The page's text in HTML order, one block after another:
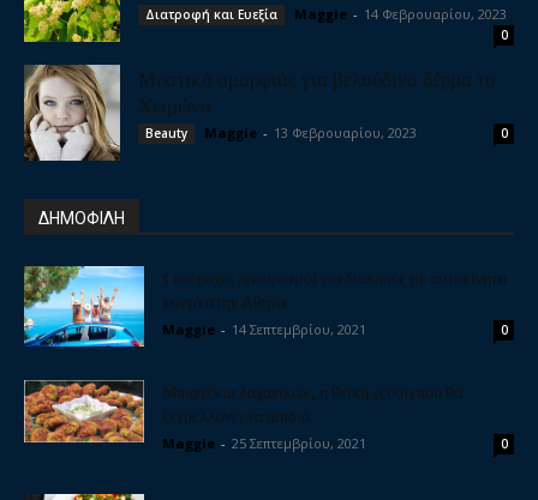
Διατροφή και Ευεξία Maggie - 14 Φεβρουαρίου, 2023
0
Μυστικά ομορφιάς για βελούδινο δέρμα το
Χειμώνα
Beauty Maggie - 13 Φεβρουαρίου, 2023 0
ΔΗΜΟΦΙΛΗ
5 υπέροχοι προορισμοί για διακοπές με αυτοκίνητο
κοντά στην Αθήνα
Maggie - 14 Σεπτεμβρίου, 2021 0
Μπιφτέκια λαχανικών, η θεϊκή γεύση που θα
ξετρελλάνει τα παιδιά
Maggie - 25 Σεπτεμβρίου, 2021 0